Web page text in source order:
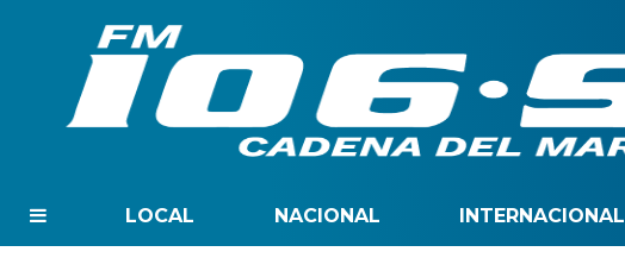
LOCAL NACIONAL INTERNACIONAL